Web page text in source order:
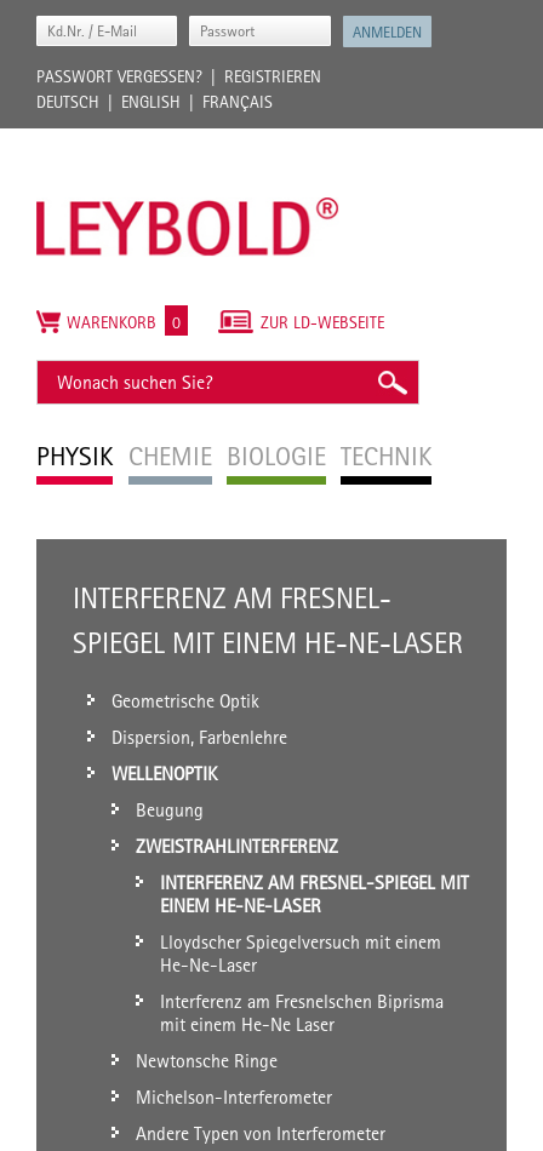
PASSWORT VERGESSEN?
REGISTRIEREN
DEUTSCH
ENGLISH FRANÇAIS
PHYSIK CHEMIE BIOLOGIE TECHNIK
ZUR LD-WEBSEITE
WARENKORB 0
INTERFERENZ AM FRESNEL-
SPIEGEL MIT EINEM HE-NE-LASER
Geometrische Optik
Dispersion, Farbenlehre
WELLENOPTIK
Beugung
ZWEISTRAHLINTERFERENZ
INTERFERENZ AM FRESNEL-SPIEGEL MIT
EINEM HE-NE-LASER
Lloydscher Spiegelversuch mit einem
He-Ne-Laser
Interferenz am Fresnelschen Biprisma
mit einem He-Ne Laser
Newtonsche Ringe
Michelson-Interferometer
Andere Typen von Interferometer